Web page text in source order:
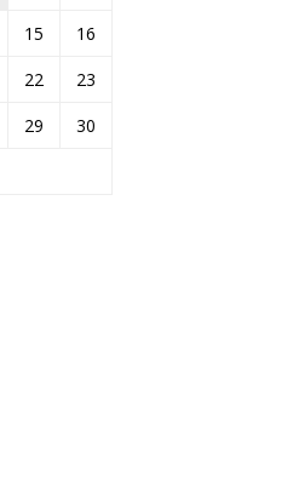
15
16
22
23
29
30